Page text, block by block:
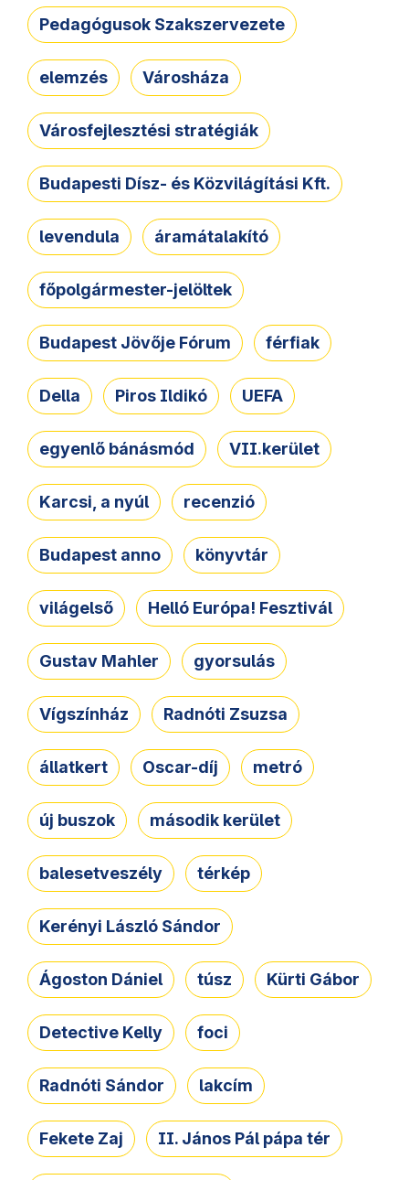
Pedagógusok Szakszervezete
elemzés Városháza
Városfejlesztési stratégiák
Budapesti Dísz- és Közvilágítási Kft.
levendula áramátalakító
főpolgármester-jelöltek
Budapest Jövője Fórum férfiak
Della Piros Ildikó UEFA
egyenlő bánásmód VII.kerület
Karcsi, a nyúl recenzió
Budapest anno könyvtár
világelső Helló Európa! Fesztivál
Gustav Mahler gyorsulás
Vígszínház Radnóti Zsuzsa
állatkert Oscar-díj metró
új buszok második kerület
balesetveszély térkép
Kerényi László Sándor
Ágoston Dániel túsz Kürti Gábor
Detective Kelly foci
Radnóti Sándor lakcím
Fekete Zaj II. János Pál pápa tér